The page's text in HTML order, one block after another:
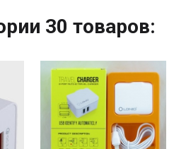
30 товаров: